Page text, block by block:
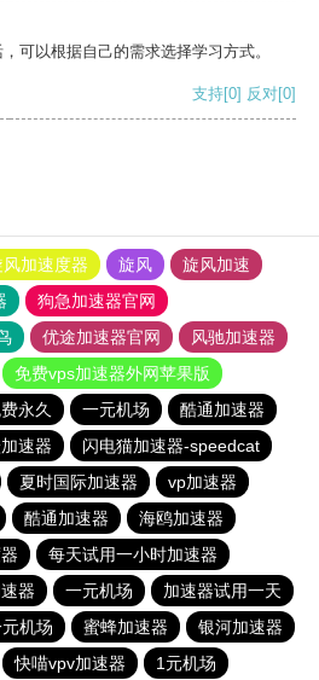
可以根据自己的需求选择学习方式。
支持[0] 反对[0]
风加速度器 旋风
旋风加速
狗急加速器官网
优途加速器官网
风驰加速器
免费vps加速器外网苹果版
永久 一元机场
酷通加速器
速器
闪电猫加速器-speedcat
夏时国际加速器
vp加速器
酷通加速器
海鸥加速器
每天试用一小时加速器
器 一元机场
加速器试用一天
机场 蜜蜂加速器
银河加速器
快喵vpv加速器 1元机场